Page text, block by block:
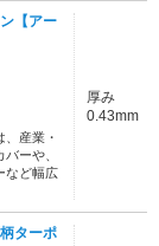
【アー
産業・
ーや、
など幅広
厚み
0.43mm
ターポ